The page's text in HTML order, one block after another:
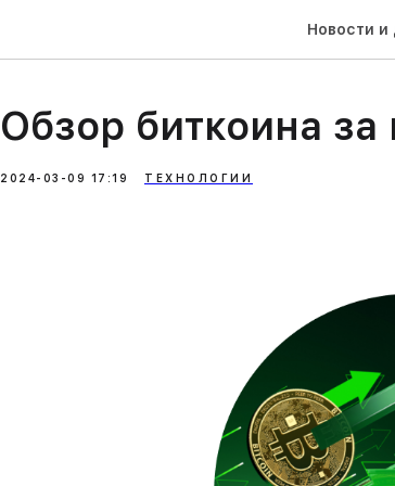
Новости
Обзор биткоина за
2024-03-09 17:19 ТЕХНОЛОГИИ